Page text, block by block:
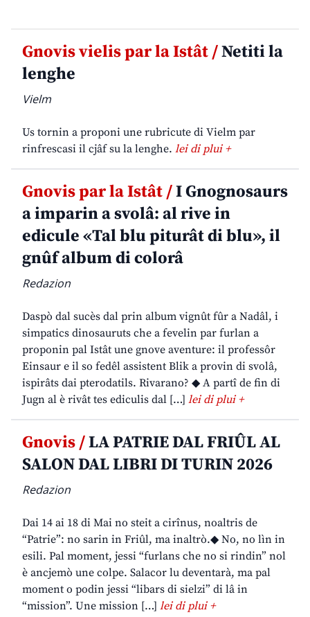
Gnovis vielis par la Istât /Netiti la
lenghe
Vielm
Us tornin a proponi une rubricute di Vielm par
rinfrescasi il cjâf su la lenghe. lei di plui +
Gnovis par la Istât /I Gnognosaurs
a imparin a svolâ: al rive in
edicule «Tal blu piturât di blu», il
gnûf album di colorâ
Redazion
Daspò dal sucès dal prin album vignût fûr a Nadâl, i
simpatics dinosauruts che a fevelin par furlan a
proponin pal Istât une gnove aventure: il professôr
Einsaur e il so fedêl assistent Blik a provin di svolâ,
ispirâts dai pterodatils. Rivarano? ◆ A partî de fin di
Jugn al è rivât tes ediculis dal […] lei di plui +
Gnovis /LA PATRIE DAL FRIÛL AL
SALON DAL LIBRI DI TURIN 2026
Redazion
Dai 14 ai 18 di Mai no steit a cirînus, noaltris de
“Patrie”: no sarin in Friûl, ma inaltrò.◆ No, no lìn in
esili. Pal moment, jessi “furlans che no si rindin” nol
è ancjemò une colpe. Salacor lu deventarà, ma pal
moment o podin jessi “libars di sielzi” di lâ in
“mission”. Une mission […] lei di plui +